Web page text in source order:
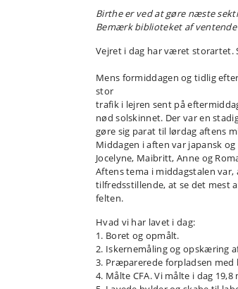
Birthe er ved at gøre næste
Bemærk biblioteket af
Vejret i dag har været storartet.
Mens formiddagen og tidlig
stor
trafik i lejren sent på
nød solskinnet. Der var en
gøre sig parat til lørdag aftens
Middagen i aften var japansk
Jocelyne, Maibritt, Anne og
Aftens tema i middagstalen
tilfredsstillende, at se det mest
felten.
Hvad vi har lavet i dag:
1. Boret og opmålt.
2. Iskernemåling og opskæring
3. Præparerede forpladsen
4. Målte CFA. Vi målte i dag 19,8